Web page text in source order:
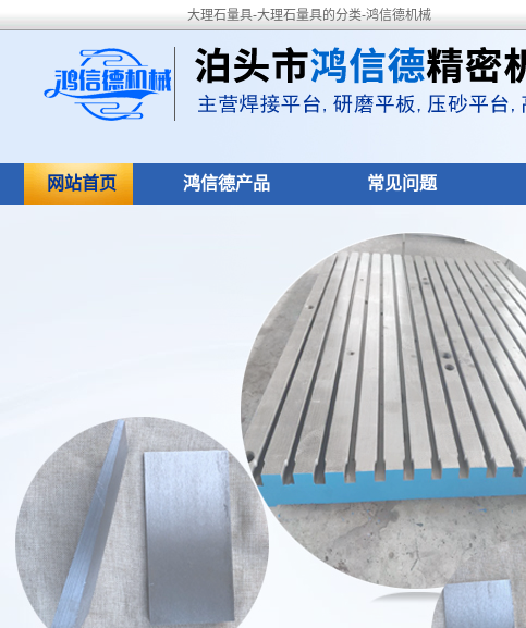
大理石量具-大理石量具的分类-鸿信德机械
网站首页 鸿信德产品 常见问题